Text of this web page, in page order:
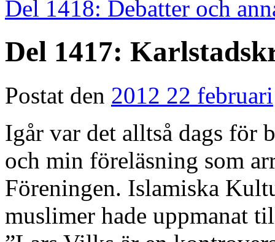
Del 1418: Debatter och
Del 1417:
Postat den 2012 22 februari
Igår var det alltså dags för
och min föreläsning som
Föreningen. Islamiska
muslimer hade uppmanat